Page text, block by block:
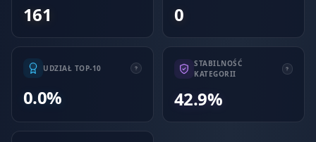
161 0
UDZIAŁ TOP-10
0.0%
STABILNOŚĆ
KATEGORII
42.9%